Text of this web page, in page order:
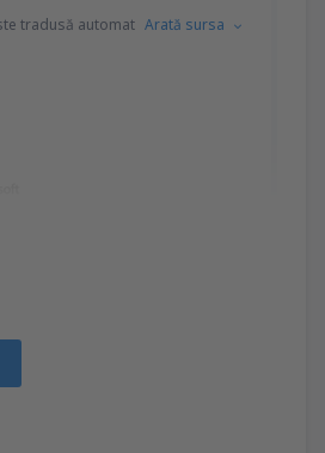
tradusă automat Arată sursa